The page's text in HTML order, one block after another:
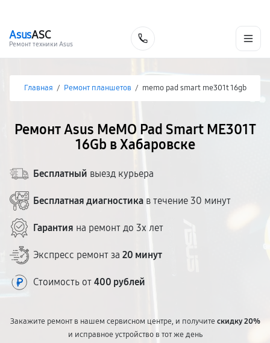
AsusASC
Ремонт техники Asus
Главная / Ремонт планшетов / memo pad smart me301t 16gb
Ремонт Asus MeMO Pad Smart ME301T
16Gb в Хабаровске
Бесплатный выезд курьера
Бесплатная диагностика в течение 30 минут
Гарантия на ремонт до 3х лет
Экспресс ремонт за 20 минут
Стоимость от 400 рублей
Закажите ремонт в нашем сервисном центре, и получитескидку 20%
и исправное устройство в тот же день